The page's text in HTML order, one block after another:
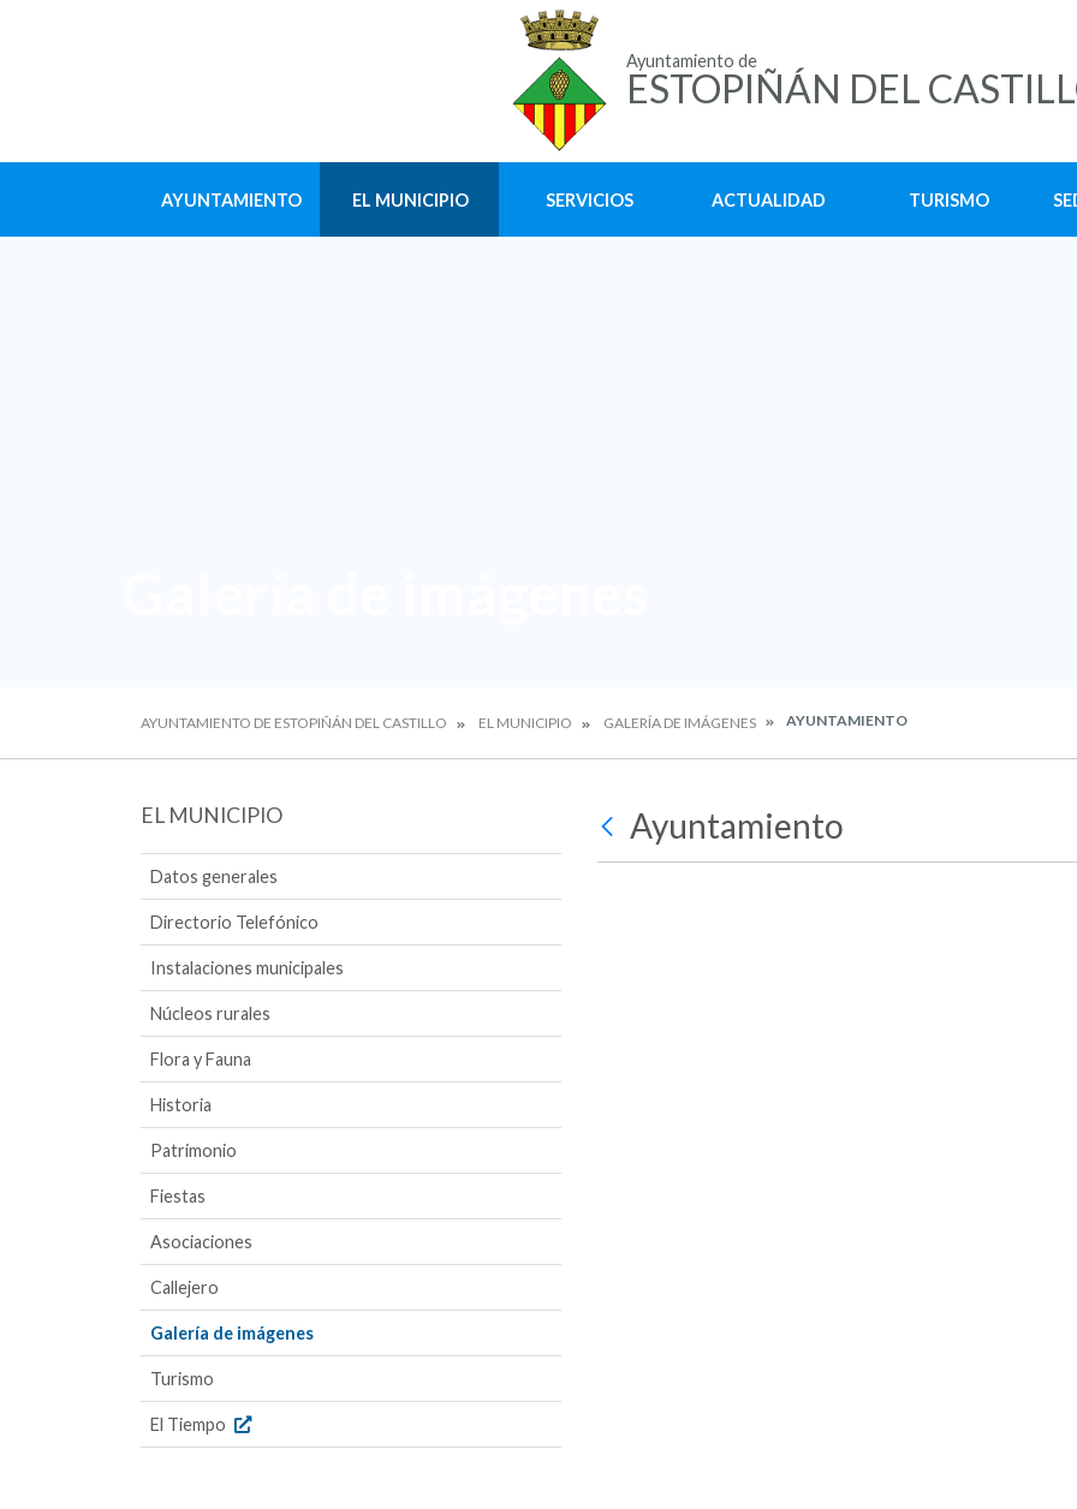
Ayuntamiento de
ESTOPIÑÁN DEL
AYUNTAMIENTO EL MUNICIPIO SERVICIOS ACTUALIDAD TURISMO
AYUNTAMIENTO DE ESTOPIÑÁN DEL CASTILLO EL MUNICIPIO GALERÍA DE IMÁGENES AYUNTAMIENTO
EL MUNICIPIO
Datos generales
Directorio Telefónico
Instalaciones municipales
Núcleos rurales
Flora y Fauna
Historia
Patrimonio
Fiestas
Asociaciones
Callejero
Galería de imágenes
Turismo
El Tiempo
Ayuntamiento